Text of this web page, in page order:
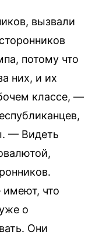
вызвали
потому что
них, и их
классе, —
— Видеть
имеют, что
о
Они